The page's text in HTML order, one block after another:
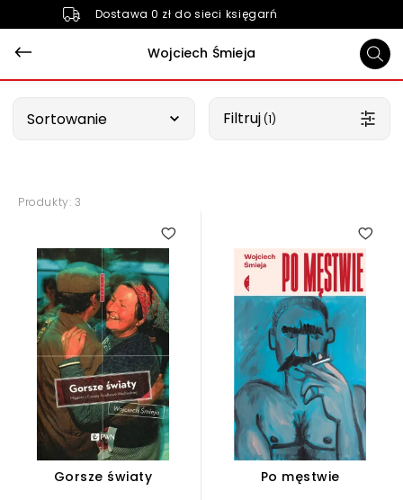
Dostawa 0 zł do sieci księgarń
Wojciech Śmieja
Sortowanie Filtruj (1)
Produkty: 3
Gorsze światy Po męstwie